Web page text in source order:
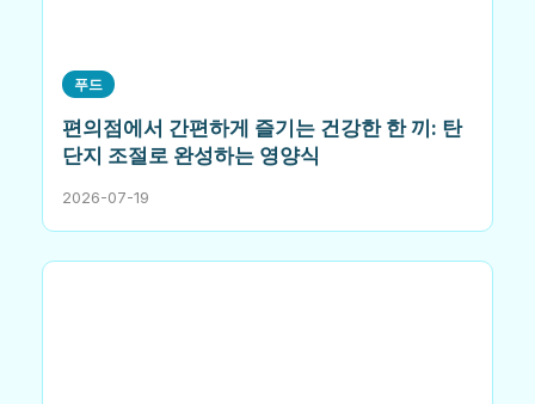
푸드
편의점에서 간편하게 즐기는 건강한 한 끼: 탄
단지 조절로 완성하는 영양식
2026-07-19